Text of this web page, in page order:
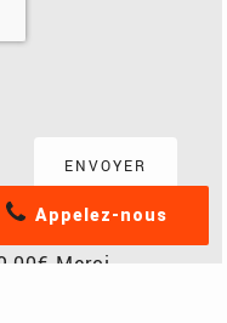
produit : - Nom :
Merci,
Appelez-nous